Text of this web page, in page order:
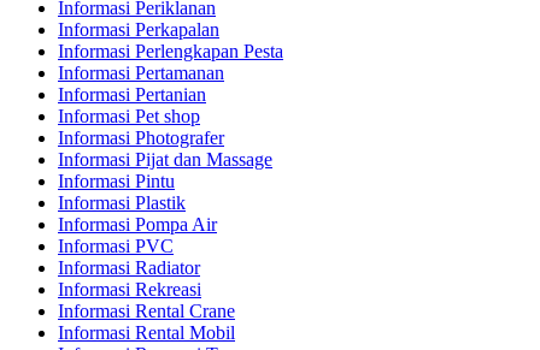
Informasi Periklanan
Informasi Perkapalan
Informasi Perlengkapan Pesta
Informasi Pertamanan
Informasi Pertanian
Informasi Pet shop
Informasi Photografer
Informasi Pijat dan Massage
Informasi Pintu
Informasi Plastik
Informasi Pompa Air
Informasi PVC
Informasi Radiator
Informasi Rekreasi
Informasi Rental Crane
Informasi Rental Mobil